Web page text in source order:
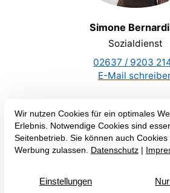
Simone
Sozialdienst
02637 / 9203
E-Mail
Hinweisgeberschutz Zertifizierung
ImpressumDatenschutz Erklärung